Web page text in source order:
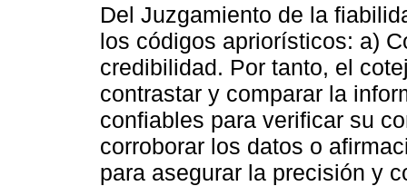
Del Juzgamiento de la
los códigos apriorísticos: a)
credibilidad. Por tanto, el
contrastar y comparar la
confiables para verificar su
corroborar los datos o
para asegurar la precisión y